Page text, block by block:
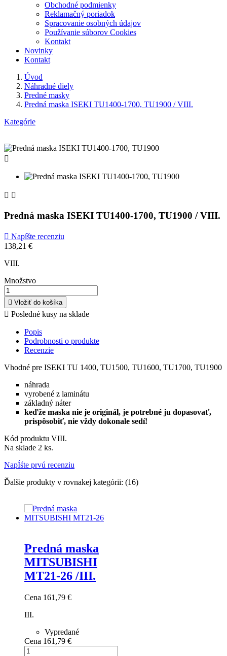
Obchodné podmienky
Reklamačný poriadok
Spracovanie osobných údajov
Používanie súborov Cookies
Kontakt
Novinky
Kontakt
Úvod
Náhradné diely
Predné masky
Predná maska ISEKI TU1400-1700, TU1900 / VIII.
Kategórie

 
Predná maska ISEKI TU1400-1700, TU1900 / VIII.
 Napíšte recenziu
138,21 €
VIII.
Množstvo
 Vložiť do košíka
 Posledné kusy na sklade
Popis
Podrobnosti o produkte
Recenzie
Vhodné pre ISEKI TU 1400, TU1500, TU1600, TU1700, TU1900
náhrada
vyrobené z laminátu
základný náter
keďže maska nie je originál, je potrebné ju dopasovať,
prispôsobiť, nie vždy dokonale sedí!
Kód produktu VIII.
Na sklade 2 ks.
NapÍśte prvú recenziu
Ďalšie produkty v rovnakej kategórii: (16)
Predná maska
MITSUBISHI
MT21-26 /III.
Cena 161,79 €
III.
Vypredané
Cena 161,79 €